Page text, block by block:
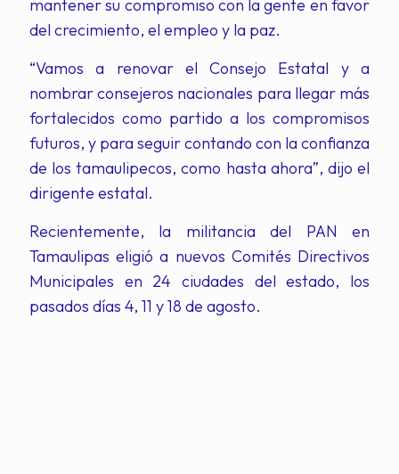
mantener su compromiso con la gente en favor
del crecimiento, el empleo y la paz.
“Vamos a renovar el Consejo Estatal y a
nombrar consejeros nacionales para llegar más
fortalecidos como partido a los compromisos
futuros, y para seguir contando con la confianza
de los tamaulipecos, como hasta ahora”, dijo el
dirigente estatal.
Recientemente, la militancia del PAN en
Tamaulipas eligió a nuevos Comités Directivos
Municipales en 24 ciudades del estado, los
pasados días 4, 11 y 18 de agosto.